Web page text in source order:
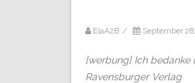
ElaA2B / September
[werbung] Ich
Ravensburger Verlag